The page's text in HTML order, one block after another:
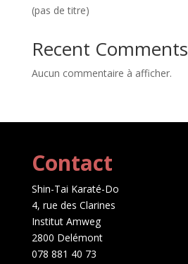
(pas de titre)
Recent Comments
Aucun commentaire à afficher.
Contact
Shin-Tai Karaté-Do
4, rue des Clarines
Institut Amweg
2800 Delémont
078 881 40 73